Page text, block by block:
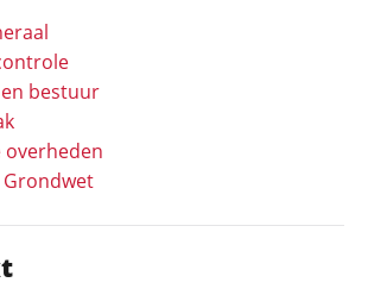
bestuur
overheden